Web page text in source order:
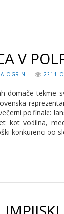
V
OGRIN 2211
domače tekme
polfinale:
kot vodilna,
konkurenci bo